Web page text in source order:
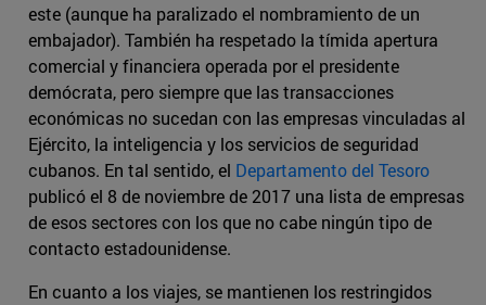
este (aunque ha paralizado el nombramiento de un
embajador). También ha respetado la tímida apertura
comercial y financiera operada por el presidente
demócrata, pero siempre que las transacciones
económicas no sucedan con las empresas vinculadas al
Ejército, la inteligencia y los servicios de seguridad
cubanos. En tal sentido, el Departamento del Tesoro
publicó el 8 de noviembre de 2017 una lista de empresas
de esos sectores con los que no cabe ningún tipo de
contacto estadounidense.
En cuanto a los viajes, se mantienen los restringidos